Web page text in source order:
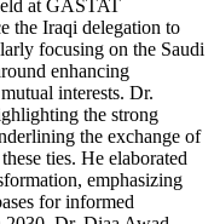
at GASTAT
the Iraqi delegation to
focusing on the Saudi
enhancing
interests. Dr.
the strong
the exchange of
ties. He elaborated
emphasizing
for informed